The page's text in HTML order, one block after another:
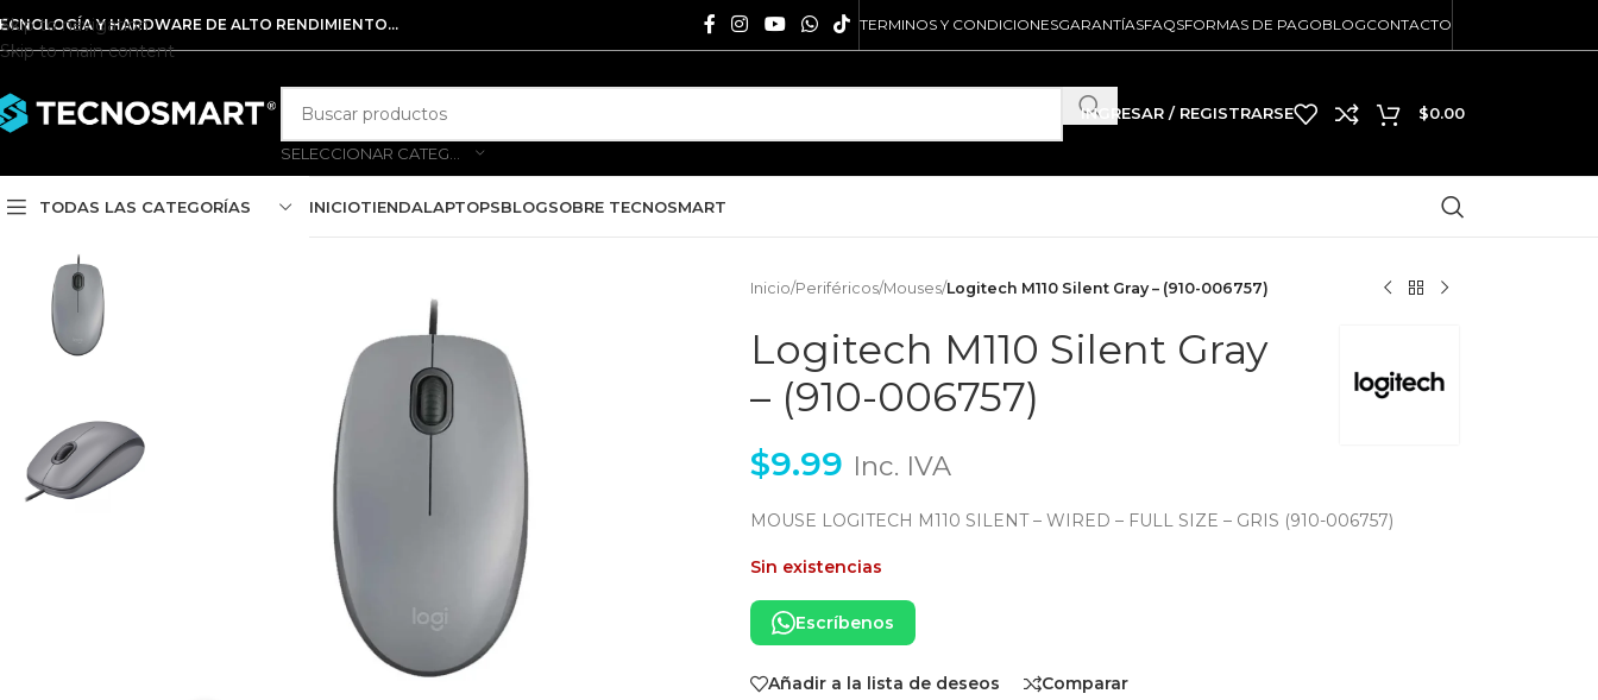
Skip to navigation
Skip to main content
Y HARDWARE DE ALTO RENDIMIENTO... TERMINOS Y CONDICIONESGARANTÍASFAQSFORMAS DE PAGOBLOGCONTACTO
INGRESAR / REGISTRARSE $0.00
TODAS LAS CATEGORÍAS INICIOTIENDALAPTOPSBLOGSOBRE TECNOSMART
Inicio/Periféricos/Mouses/Logitech M110 Silent Gray – (910-006757)
Logitech M110 Silent Gray
– (910-006757)
$9.99 Inc. IVA
MOUSE LOGITECH M110 SILENT – WIRED – FULL SIZE – GRIS (910-006757)
Sin existencias
Escríbenos
Añadir a la lista de deseos Comparar